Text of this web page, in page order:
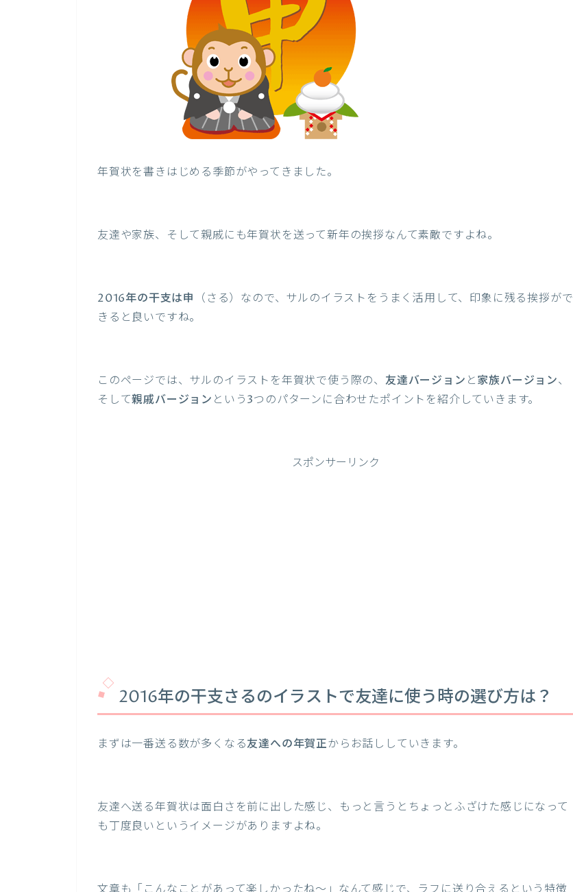
年賀状を書きはじめる季節がやってきました。
友達や家族、そして親戚にも年賀状を送って新年の挨拶なんて素敵ですよね。
2016年の干支は申
（さる）なので、サルのイラストをうまく活用して、印象に残る挨拶がで
きると良いですね。
このページでは、サルのイラストを年賀状で使う際の、 友達バージョン と家族バージョン、
そして親戚バージョン という3つのパターンに合わせたポイントを紹介していきます。
スポンサーリンク
2016年の干支さるのイラストで友達に使う時の選び方は？
まずは一番送る数が多くなる友達への年賀正からお話ししていきます。
友達へ送る年賀状は面白さを前に出した感じ、もっと言うとちょっとふざけた感じになって
も丁度良いというイメージがありますよね。